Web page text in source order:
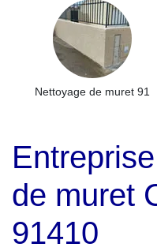
Nettoyage de muret 91
de muret
91410